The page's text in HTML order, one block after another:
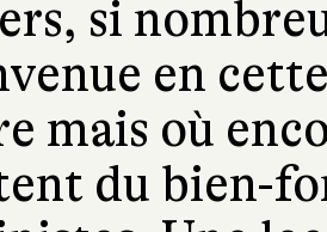
si
en
mais où
du bien-